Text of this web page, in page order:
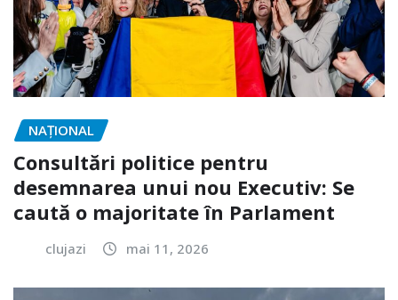
NAŢIONAL
Consultări politice pentru
desemnarea unui nou Executiv: Se
caută o majoritate în Parlament
clujazi mai 11, 2026